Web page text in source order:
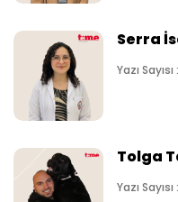
Serra
Yazı Sayısı
Tolga
Yazı Sayısı